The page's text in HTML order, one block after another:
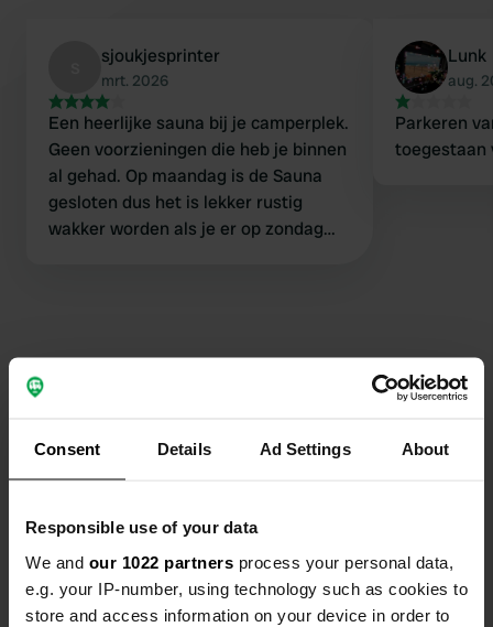
Consent Details Ad Settings About
Responsible use of your data
We and our 1022 partners process your personal data,
e.g. your IP-number, using technology such as cookies to
store and access information on your device in order to
sjoukjesprinter
mrt. 2026
Een heerlijke sauna bij je camperplek.
Geen voorzieningen die heb je binnen
al gehad. Op maandag is de Sauna
gesloten dus het is lekker rustig
wakker worden als je er op zondag
Lunk
aug.
Parkeren
toegestaan
Contact
Locatie
Ommerweg 47
Coördinaten
52° 38' 47" N 6° 25' 48" E
Kopiëren